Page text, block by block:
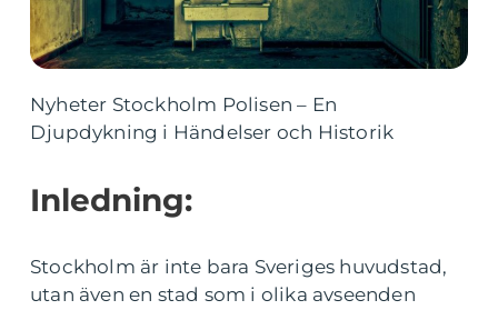
Nyheter Stockholm Polisen – En
Djupdykning i Händelser och Historik
Inledning:
Stockholm är inte bara Sveriges huvudstad,
utan även en stad som i olika avseenden